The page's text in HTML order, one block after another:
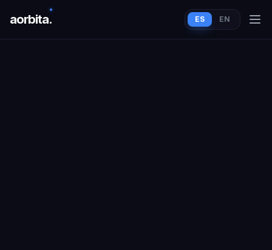
aorbita. ES EN